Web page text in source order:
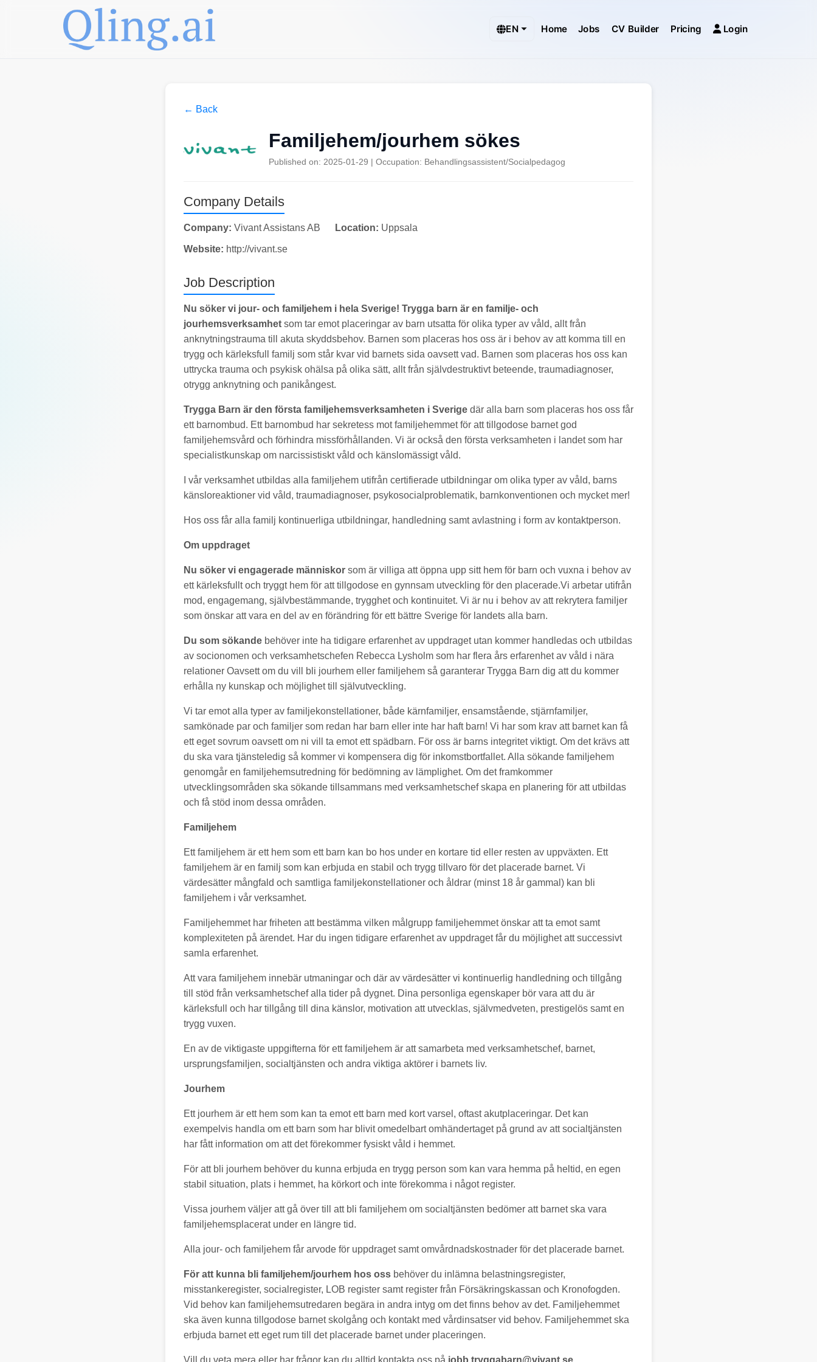
EN Home Jobs CV Builder Pricing Login
← Back
Familjehem/jourhem sökes
Published on: 2025-01-29 | Occupation: Behandlingsassistent/Socialpedagog
Company Details
Company: Vivant Assistans AB Location: Uppsala
Website: http://vivant.se
Job Description
Nu söker vi jour- och familjehem i hela Sverige! Trygga barn är en familje- och
jourhemsverksamhet som tar emot placeringar av barn utsatta för olika typer av våld, allt från
anknytningstrauma till akuta skyddsbehov. Barnen som placeras hos oss är i behov av att komma till en
trygg och kärleksfull familj som står kvar vid barnets sida oavsett vad. Barnen som placeras hos oss kan
uttrycka trauma och psykisk ohälsa på olika sätt, allt från självdestruktivt beteende, traumadiagnoser,
otrygg anknytning och panikångest.
Trygga Barn är den första familjehemsverksamheten i Sverige där alla barn som placeras hos oss får
ett barnombud. Ett barnombud har sekretess mot familjehemmet för att tillgodose barnet god
familjehemsvård och förhindra missförhållanden. Vi är också den första verksamheten i landet som har
specialistkunskap om narcissistiskt våld och känslomässigt våld.
I vår verksamhet utbildas alla familjehem utifrån certifierade utbildningar om olika typer av våld, barns
känsloreaktioner vid våld, traumadiagnoser, psykosocialproblematik, barnkonventionen och mycket mer!
Hos oss får alla familj kontinuerliga utbildningar, handledning samt avlastning i form av kontaktperson.
Om uppdraget
Nu söker vi engagerade människor som är villiga att öppna upp sitt hem för barn och vuxna i behov av
ett kärleksfullt och tryggt hem för att tillgodose en gynnsam utveckling för den placerade.Vi arbetar utifrån
mod, engagemang, självbestämmande, trygghet och kontinuitet. Vi är nu i behov av att rekrytera familjer
som önskar att vara en del av en förändring för ett bättre Sverige för landets alla barn.
Du som sökande behöver inte ha tidigare erfarenhet av uppdraget utan kommer handledas och utbildas
av socionomen och verksamhetschefen Rebecca Lysholm som har flera års erfarenhet av våld i nära
relationer Oavsett om du vill bli jourhem eller familjehem så garanterar Trygga Barn dig att du kommer
erhålla ny kunskap och möjlighet till självutveckling.
Vi tar emot alla typer av familjekonstellationer, både kärnfamiljer, ensamstående, stjärnfamiljer,
samkönade par och familjer som redan har barn eller inte har haft barn! Vi har som krav att barnet kan få
ett eget sovrum oavsett om ni vill ta emot ett spädbarn. För oss är barns integritet viktigt. Om det krävs att
du ska vara tjänsteledig så kommer vi kompensera dig för inkomstbortfallet. Alla sökande familjehem
genomgår en familjehemsutredning för bedömning av lämplighet. Om det framkommer
utvecklingsområden ska sökande tillsammans med verksamhetschef skapa en planering för att utbildas
och få stöd inom dessa områden.
Familjehem
Ett familjehem är ett hem som ett barn kan bo hos under en kortare tid eller resten av uppväxten. Ett
familjehem är en familj som kan erbjuda en stabil och trygg tillvaro för det placerade barnet. Vi
värdesätter mångfald och samtliga familjekonstellationer och åldrar (minst 18 år gammal) kan bli
familjehem i vår verksamhet.
Familjehemmet har friheten att bestämma vilken målgrupp familjehemmet önskar att ta emot samt
komplexiteten på ärendet. Har du ingen tidigare erfarenhet av uppdraget får du möjlighet att successivt
samla erfarenhet.
Att vara familjehem innebär utmaningar och där av värdesätter vi kontinuerlig handledning och tillgång
till stöd från verksamhetschef alla tider på dygnet. Dina personliga egenskaper bör vara att du är
kärleksfull och har tillgång till dina känslor, motivation att utvecklas, självmedveten, prestigelös samt en
trygg vuxen.
En av de viktigaste uppgifterna för ett familjehem är att samarbeta med verksamhetschef, barnet,
ursprungsfamiljen, socialtjänsten och andra viktiga aktörer i barnets liv.
Jourhem
Ett jourhem är ett hem som kan ta emot ett barn med kort varsel, oftast akutplaceringar. Det kan
exempelvis handla om ett barn som har blivit omedelbart omhändertaget på grund av att socialtjänsten
har fått information om att det förekommer fysiskt våld i hemmet.
För att bli jourhem behöver du kunna erbjuda en trygg person som kan vara hemma på heltid, en egen
stabil situation, plats i hemmet, ha körkort och inte förekomma i något register.
Vissa jourhem väljer att gå över till att bli familjehem om socialtjänsten bedömer att barnet ska vara
familjehemsplacerat under en längre tid.
Alla jour- och familjehem får arvode för uppdraget samt omvårdnadskostnader för det placerade barnet.
För att kunna bli familjehem/jourhem hos oss behöver du inlämna belastningsregister,
misstankeregister, socialregister, LOB register samt register från Försäkringskassan och Kronofogden.
Vid behov kan familjehemsutredaren begära in andra intyg om det finns behov av det. Familjehemmet
ska även kunna tillgodose barnet skolgång och kontakt med vårdinsatser vid behov. Familjehemmet ska
erbjuda barnet ett eget rum till det placerade barnet under placeringen.
Vill du veta mera eller har frågor kan du alltid kontakta oss på jobb.tryggabarn@vivant.se